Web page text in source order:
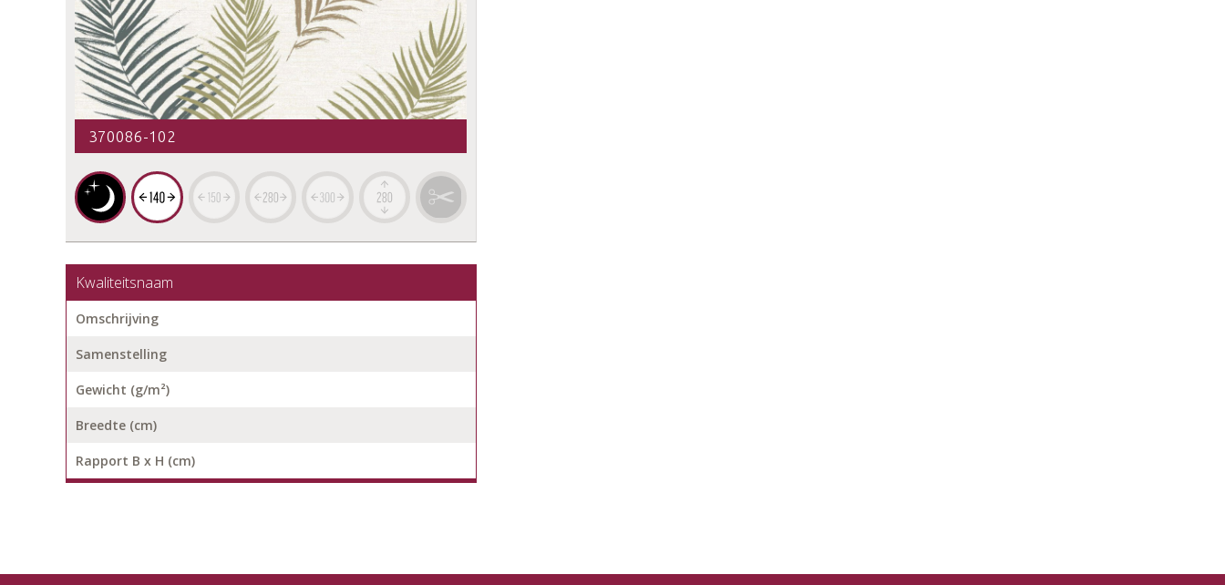
370086-102
Kwaliteitsnaam
Omschrijving
Samenstelling
Gewicht (g/m²)
Breedte (cm)
Rapport B x H (cm)